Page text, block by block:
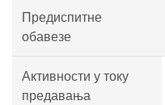
Предиспитне
обавезе
Активности у току
предавања